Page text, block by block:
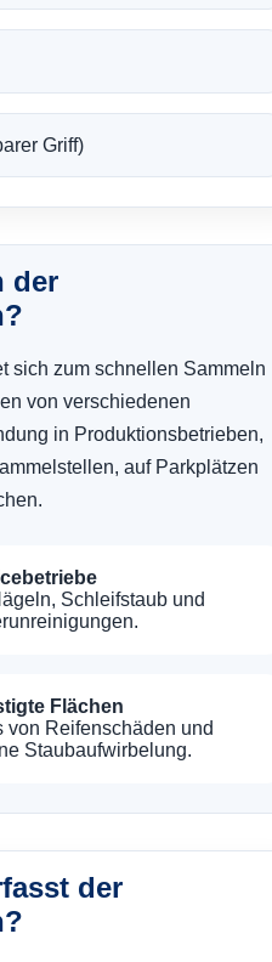
Griff)
der
sich zum schnellen Sammeln
von verschiedenen
in Produktionsbetrieben,
auf Parkplätzen
Schleifstaub und
Flächen
von Reifenschäden und
Staubaufwirbelung.
der